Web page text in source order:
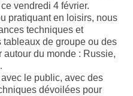
vendredi 4 février.
pratiquant en loisirs, nous
techniques et
de groupe ou des
du monde : Russie,
le public, avec des
dévoilées pour